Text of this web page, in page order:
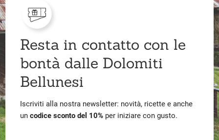
Resta in contatto con le
bontà dalle Dolomiti
Bellunesi
Iscriviti alla nostra newsletter: novità, ricette e anche
uncodice sconto del 10% per iniziare con gusto.